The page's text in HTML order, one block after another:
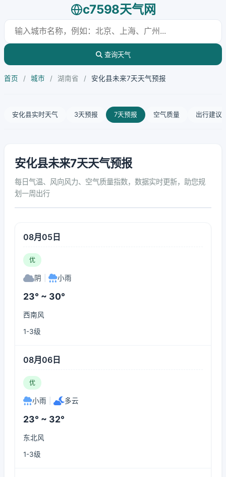
c7598天气网
查询天气
首页 / 城市 / 湖南省 / 安化县未来7天天气预报
安化县实时天气 3天预报 7天预报 空气质量 出行建议
安化县未来7天天气预报
每日气温、风向风力、空气质量指数，数据实时更新，助您规
划一周出行
08月05日
优
阴 小雨
23° ~ 30°
西南风
1-3级
08月06日
优
小雨 多云
23° ~ 32°
东北风
1-3级